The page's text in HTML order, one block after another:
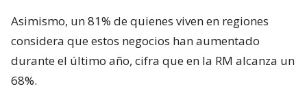
Asimismo, un 81% de quienes viven en regiones
considera que estos negocios han aumentado
durante el último año, cifra que en la RM alcanza un
68%.